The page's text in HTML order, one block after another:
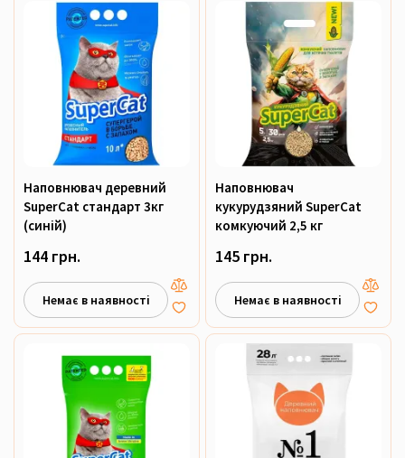
Наповнювач деревний
SuperCat стандарт 3кг
(синій)
144 грн.
Немає в наявності
Наповнювач
кукурудзяний SuperCat
комкуючий 2,5 кг
145 грн.
Немає в наявності